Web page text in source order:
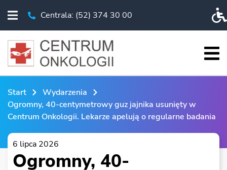
Rozwiń menu
Telefon Centrala: (52) 374 30 00
Centrala: (52) 374 30 00
O NAS
BADANIA I EDUKACJA
KSO
Start
Wydarzenia
Ogromny, 40-centymetrowy guz jajnika usunięty w
Centrum Onkologii. Lekarze apelują o regularne badania
6 lipca 2026
Ogromny, 40-